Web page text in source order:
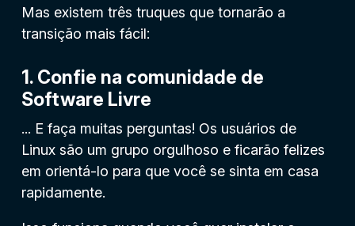
Mas existem três truques que tornarão a
transição mais fácil:
1. Confie na comunidade de
Software Livre
... E faça muitas perguntas! Os usuários de
Linux são um grupo orgulhoso e ficarão felizes
em orientá-lo para que você se sinta em casa
rapidamente.